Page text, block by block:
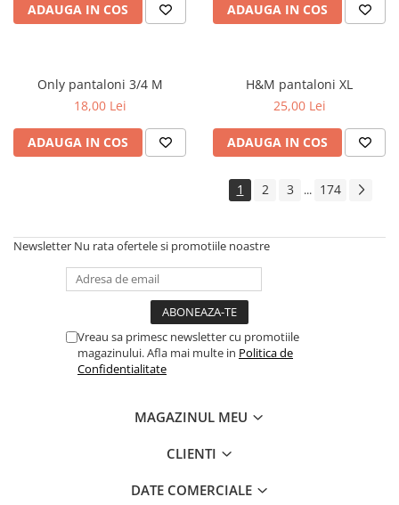
ADAUGA IN COS ADAUGA IN COS
Only pantaloni 3/4 M
18,00 Lei
ADAUGA IN COS
H&M pantaloni XL
25,00 Lei
ADAUGA IN COS
1 2 3 ... 174
Newsletter Nu rata ofertele si promotiile noastre
Vreau sa primesc newsletter cu promotiile
magazinului. Afla mai multe in Politica de
Confidentialitate
MAGAZINUL MEU
CLIENTI
DATE COMERCIALE